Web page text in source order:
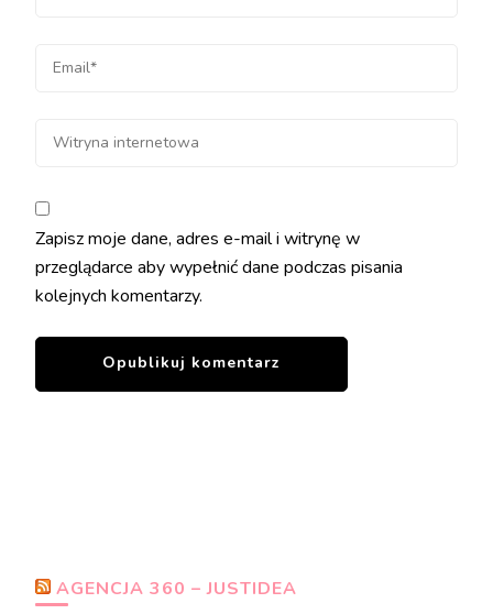
Zapisz moje dane, adres e-mail i witrynę w
przeglądarce aby wypełnić dane podczas pisania
kolejnych komentarzy.
AGENCJA 360 – JUSTIDEA